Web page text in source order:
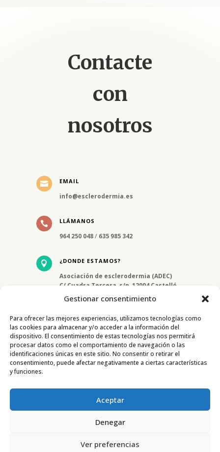
Gestionar consentimiento
Para ofrecer las mejores experiencias, utilizamos tecnologías como
las cookies para almacenar y/o acceder a la información del
dispositivo. El consentimiento de estas tecnologías nos permitirá
procesar datos como el comportamiento de navegación o las
identificaciones únicas en este sitio. No consentir o retirar el
consentimiento, puede afectar negativamente a ciertas características
y funciones.
Aceptar
Denegar
Ver preferencias
Contacte
con
nosotros
 EMAIL
info@esclerodermia.es
 LLÁMANOS
964 250 048/ 635 985 342
 ¿DONDE ESTAMOS?
Asociación de esclerodermia (ADEC)
C/ Cuadra Tercera, s/n, 12004 Castelló
de la Plana, Castelló
Diseñado y desarrollado por Simbólo Digital |